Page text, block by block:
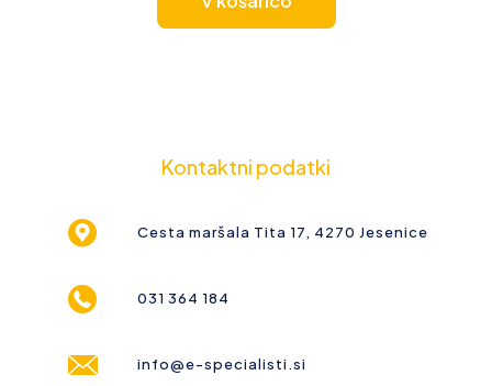
Kontaktni podatki
Cesta maršala Tita 17, 4270 Jesenice
031 364 184
info@e-specialisti.si